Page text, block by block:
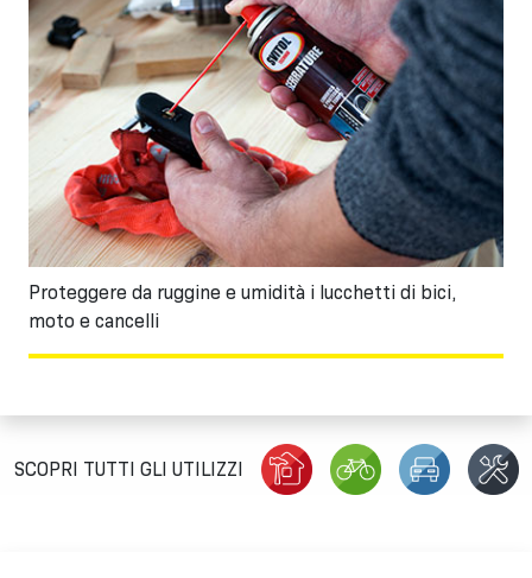
Proteggere da ruggine e umidità i lucchetti di bici,
moto e cancelli
SCOPRI TUTTI GLI UTILIZZI